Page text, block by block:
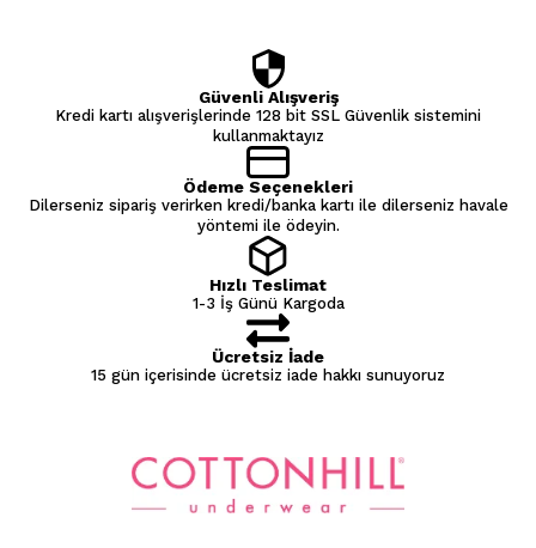
Güvenli Alışveriş
Kredi kartı alışverişlerinde 128 bit SSL Güvenlik sistemini
kullanmaktayız
Ödeme Seçenekleri
Dilerseniz sipariş verirken kredi/banka kartı ile dilerseniz havale
yöntemi ile ödeyin.
Hızlı Teslimat
1-3 İş Günü Kargoda
Ücretsiz İade
15 gün içerisinde ücretsiz iade hakkı sunuyoruz